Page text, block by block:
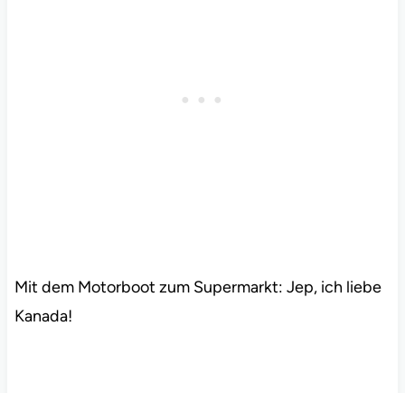
Mit dem Motorboot zum Supermarkt: Jep, ich liebe
Kanada!